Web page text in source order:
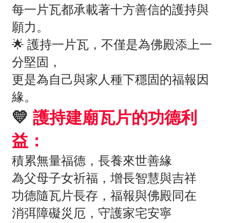
每一片瓦都承載著十方善信的護持與
願力。
🌟 護持一片瓦，不僅是為佛殿添上一
分堅固，
更是為自己與家人種下穩固的福報因
緣。
💛 護持建廟瓦片的功德利
益：
積累無量福德，長養來世善緣
為父母子女祈福，增長智慧與吉祥
功德隨瓦片長存，福報與佛殿同在
消弭障礙災厄，守護家宅安寧